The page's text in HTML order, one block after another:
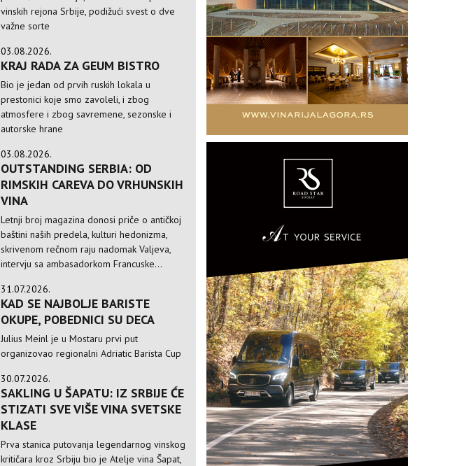
vinskih rejona Srbije, podižući svest o dve
važne sorte
03.08.2026.
KRAJ RADA ZA GEUM BISTRO
Bio je jedan od prvih ruskih lokala u
prestonici koje smo zavoleli, i zbog
atmosfere i zbog savremene, sezonske i
autorske hrane
03.08.2026.
OUTSTANDING SERBIA: OD
RIMSKIH CAREVA DO VRHUNSKIH
VINA
Letnji broj magazina donosi priče o antičkoj
baštini naših predela, kulturi hedonizma,
skrivenom rečnom raju nadomak Valjeva,
intervju sa ambasadorkom Francuske...
31.07.2026.
KAD SE NAJBOLJE BARISTE
OKUPE, POBEDNICI SU DECA
Julius Meinl je u Mostaru prvi put
organizovao regionalni Adriatic Barista Cup
30.07.2026.
SAKLING U ŠAPATU: IZ SRBIJE ĆE
STIZATI SVE VIŠE VINA SVETSKE
KLASE
Prva stanica putovanja legendarnog vinskog
kritičara kroz Srbiju bio je Atelje vina Šapat,